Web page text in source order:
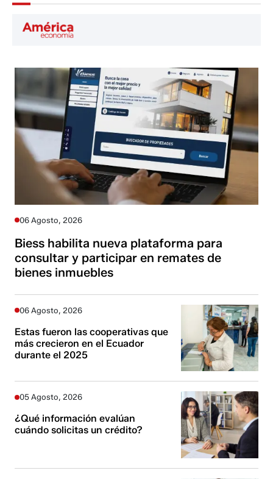
06 Agosto, 2026
Biess habilita nueva plataforma para
consultar y participar en remates de
bienes inmuebles
06 Agosto, 2026
Estas fueron las cooperativas que
más crecieron en el Ecuador
durante el 2025
05 Agosto, 2026
¿Qué información evalúan
cuándo solicitas un crédito?